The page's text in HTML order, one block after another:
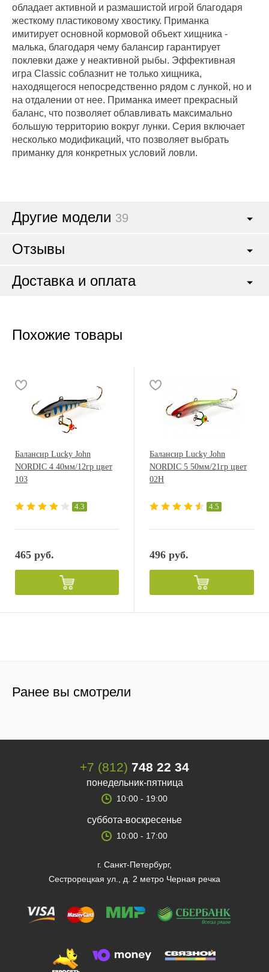
обладает активной и размашистой игрой благодаря
жесткому пластиковому хвостику. Приманка
имитирует основной кормовой объект хищника -
малька, благодаря чему балансир гарантирует
поклевки даже у неактивной рыбы. Эффективная
игра Classiс соблазнит не только хищника,
находящегося непосредственно рядом с лункой, но и
на отдалении от нее. Приманка имеет прекрасный
баланс, что позволяет облавливать максимально
большую территорию вокруг лунки. Серия включает
несколько модификаций, что позволяет выбрать
приманку для конкретных условий ловли.
Другие модели 39
Отзывы
Доставка и оплата
Похожие товары
Балансир Lucky John
NORDIC 4 40мм/12гр цвет
103
4.3
465 руб.
Балансир Lucky John
NORDIC 5 50мм/21гр цвет
02H
4.5
496 руб.
Ранее вы смотрели
+7 (812) 748 22 34
понедельник-пятница
10:00 - 19:00
суббота-воскресенье
10:00 - 17:00
г. Санкт-Петербург,
Сестрорецкая ул., д. 2 метро Черная речка